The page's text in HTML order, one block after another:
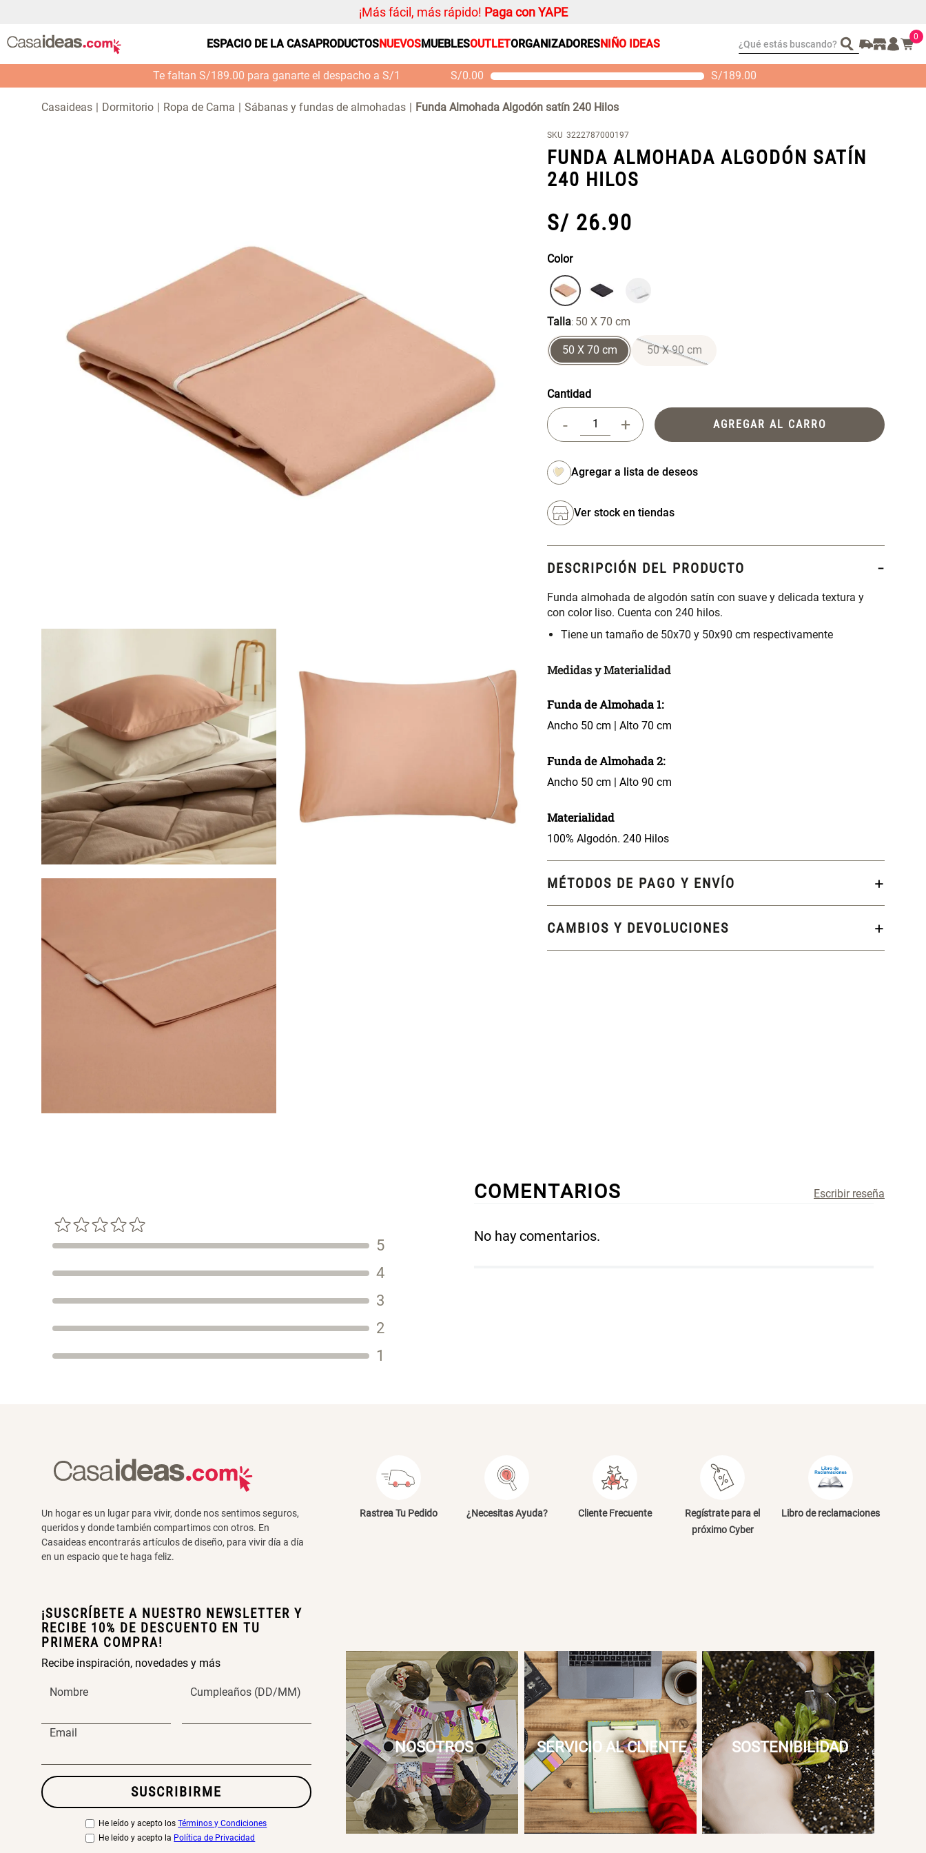
¡Más fácil, más rápido! Paga con YAPE
ESPACIO DE LA CASAPRODUCTOSNUEVOSMUEBLESOUTLETORGANIZADORESNIÑO IDEAS ¿Qué estás buscando? 0
Te faltan S/189.00 para ganarte el despacho a S/1 S/0.00 S/189.00
Dormitorio Ropa de Cama Sábanas y fundas de almohadas Funda Almohada Algodón satín 240 Hilos
SKU 3222787000197
FUNDA ALMOHADA ALGODÓN SATÍN
240 HILOS
S/ 26.90
Color
Talla: 50 X 70 cm
50 X 70 cm 50 X 90 cm
Cantidad
+
- AGREGAR AL CARRO
Ver stock en tiendas
DESCRIPCIÓN DEL PRODUCTO
Funda almohada de algodón satín con suave y delicada textura y
con color liso. Cuenta con 240 hilos.
Tiene un tamaño de 50x70 y 50x90 cm respectivamente
Medidas y Materialidad
Funda de Almohada 1:
Ancho 50 cm | Alto 70 cm
Funda de Almohada 2:
Ancho 50 cm | Alto 90 cm
Materialidad
100% Algodón. 240 Hilos
MÉTODOS DE PAGO Y ENVÍO
CAMBIOS Y DEVOLUCIONES
5
4
3
2
1
COMENTARIOS
No hay comentarios.
Un hogar es un lugar para vivir, donde nos sentimos seguros,
queridos y donde también compartimos con otros. En
Casaideas encontrarás artículos de diseño, para vivir día a día
en un espacio que te haga feliz.
¡SUSCRÍBETE A NUESTRO NEWSLETTER Y
RECIBE 10% DE DESCUENTO EN TU
PRIMERA COMPRA!
Recibe inspiración, novedades y más
Nombre Cumpleaños (DD/MM)
Email
SUSCRIBIRME
He leído y acepto los Términos y Condiciones
He leído y acepto la Política de Privacidad
Rastrea Tu Pedido ¿Necesitas Ayuda? Cliente Frecuente
Regístrate para el
próximo Cyber
Libro de reclamaciones
NOSOTROS SERVICIO AL CLIENTE SOSTENIBILIDAD
Bambú Inodoro con
Puerta 65x28x171 cm
S/ 261.00
Memory
S/ 104.00
Organizador
Cojin
Alfombra